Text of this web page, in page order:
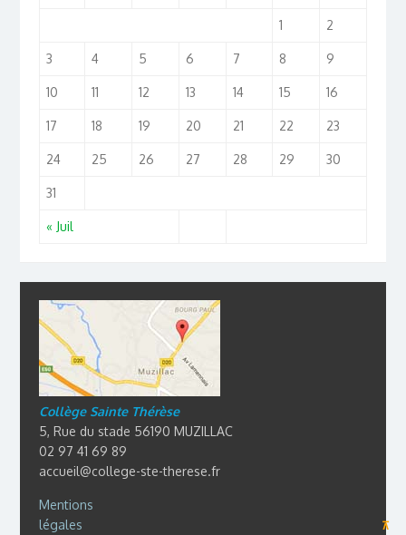
« Juil
1 2
3 4 5 6 7 8 9
10 11 12 13 14 15 16
17 18 19 20 21 22 23
24 25 26 27 28 29 30
31
Collège Sainte Thérèse
5, Rue du stade 56190 MUZILLAC
02 97 41 69 89
accueil@college-ste-therese.fr
Mentions
légales
⊼